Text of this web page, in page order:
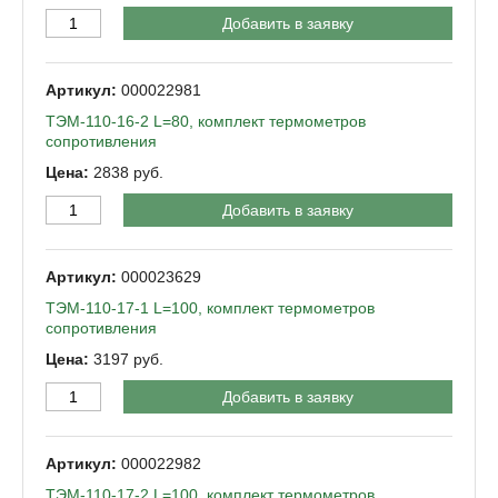
Добавить в заявку
000022981
ТЭМ-110-16-2 L=80, комплект термометров
сопротивления
2838
Добавить в заявку
000023629
ТЭМ-110-17-1 L=100, комплект термометров
сопротивления
3197
Добавить в заявку
000022982